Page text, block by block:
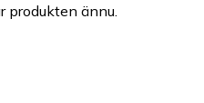
produkten ännu.